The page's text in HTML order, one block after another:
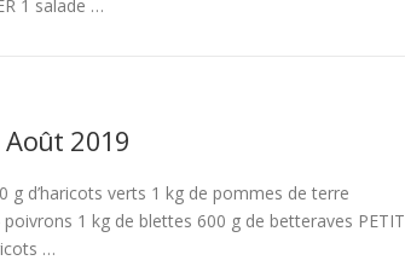
1 salade …
2019
g d’haricots verts 1 kg de pommes de terre
1 kg de blettes 600 g de betteraves PETIT
…